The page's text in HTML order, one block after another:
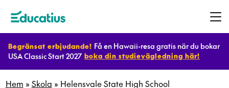
Begränsat erbjudande! Få en Hawaii-resa gratis när du bokar
USA Classic Start 2027 boka din studievägledning här!
Destinationer
Hem » Skola » Helensvale State High School